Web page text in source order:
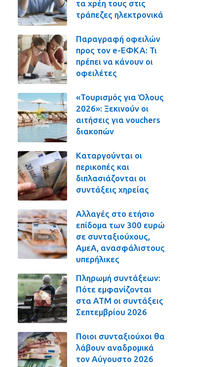
τα χρέη τους στις
τράπεζες ηλεκτρονικά
Παραγραφή οφειλών
προς τον e-ΕΦΚΑ: Τι
πρέπει να κάνουν οι
οφειλέτες
«Τουρισμός για Όλους
2026»: Ξεκινούν οι
αιτήσεις για vouchers
διακοπών
Καταργούνται οι
περικοπές και
διπλασιάζονται οι
συντάξεις χηρείας
Αλλαγές στο ετήσιο
επίδομα των 300 ευρώ
σε συνταξιούχους,
ΑμεΑ, ανασφάλιστους
υπερήλικες
Πληρωμή συντάξεων:
Πότε εμφανίζονται
στα ΑΤΜ οι συντάξεις
Σεπτεμβρίου 2026
Ποιοι συνταξιούχοι θα
λάβουν αναδρομικά
τον Αύγουστο 2026